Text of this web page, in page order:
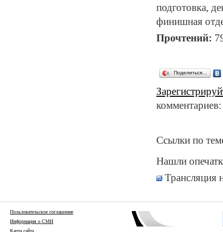
подготовка,
финишная
Прочтений:
Поделиться…
Ссылки по
Нашли
Трансляция
Пользовательское соглашение
Информация о СМИ